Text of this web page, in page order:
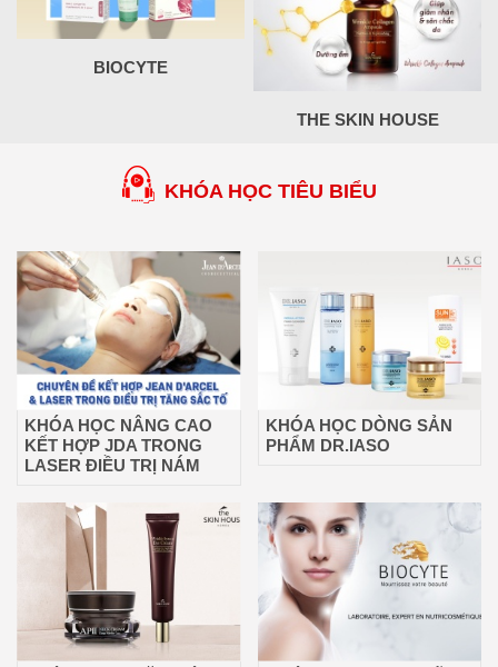
BIOCYTE
THE SKIN HOUSE
KHÓA HỌC TIÊU BIỂU
KHÓA HỌC NÂNG CAO
KẾT HỢP JDA TRONG
LASER ĐIỀU TRỊ NÁM
KHÓA HỌC DÒNG SẢN
PHẨM DR.IASO